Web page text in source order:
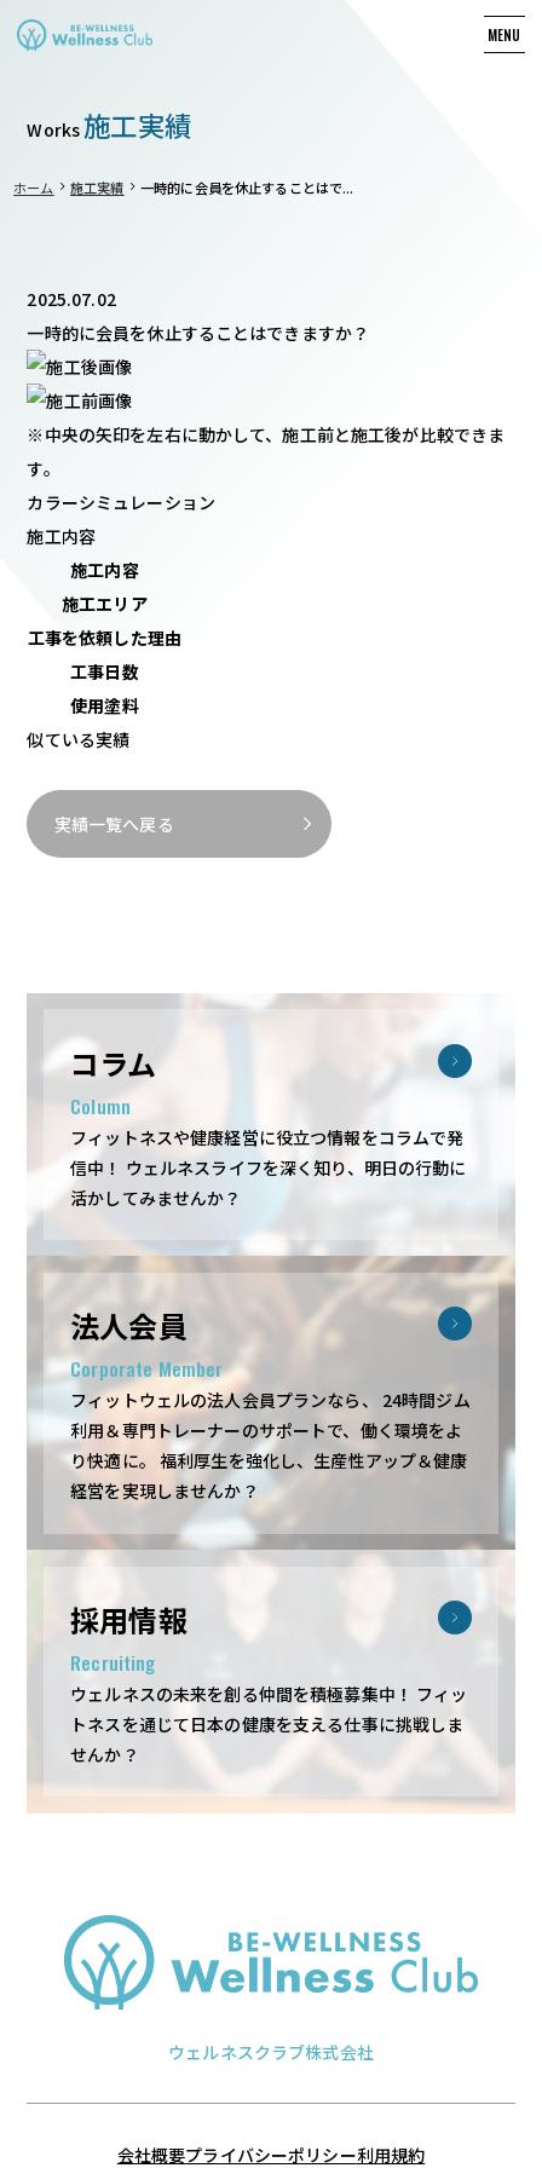
MENU
Works施工実績
ホーム chevron_right 施工実績 chevron_right 一時的に会員を休止することはで...
2025.07.02
一時的に会員を休止することはできますか？
※中央の矢印を左右に動かして、施工前と施工後が比較できま
す。
カラーシミュレーション
施工内容
施工内容
施工エリア
工事を依頼した理由
工事日数
使用塗料
似ている実績
実績一覧へ戻る
コラム
Column
フィットネスや健康経営に役立つ情報をコラムで発
信中！ ウェルネスライフを深く知り、明日の行動に
活かしてみませんか？
法人会員
Corporate Member
フィットウェルの法人会員プランなら、
24時間ジム
利用＆専門トレーナーのサポートで、働く環境をよ
り快適に。 福利厚生を強化し、生産性アップ＆健康
経営を実現しませんか？
採用情報
Recruiting
ウェルネスの未来を創る仲間を積極募集中！ フィッ
トネスを通じて日本の健康を支える仕事に挑戦しま
せんか？
ウェルネスクラブ株式会社
会社概要プライバシーポリシー利用規約